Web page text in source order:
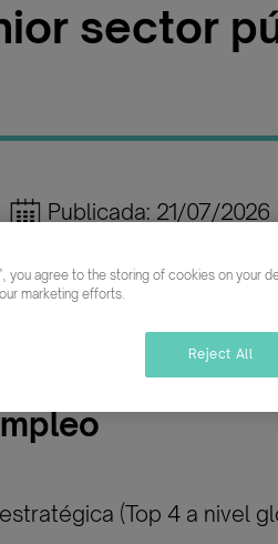
sector
Publicada: 21/07/2026
Indefinido
(Top 4 a nivel
you agree to the storing of cookies on your
marketing efforts.
Reject All